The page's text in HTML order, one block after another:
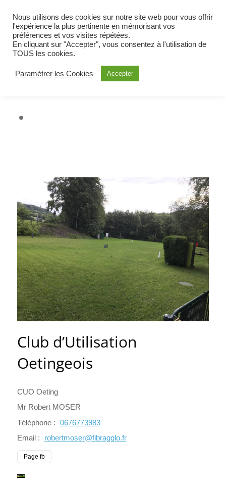
BIENVENUE À OETING
COMMUNE DE MOSELLE EST
ALERTE
Club d’Utilisation
Oetingeois
CUO Oeting
Mr Robert MOSER
Téléphone : 0676773983
Email :
robertmoser@fibragglo.fr
Page fb
Nous utilisons des cookies sur notre site web pour vous offrir
l'expérience la plus pertinente en mémorisant vos
préférences et vos visites répétées.
En cliquant sur "Accepter", vous consentez à l'utilisation de
TOUS les cookies.
Paramétrer les Cookies Accepter